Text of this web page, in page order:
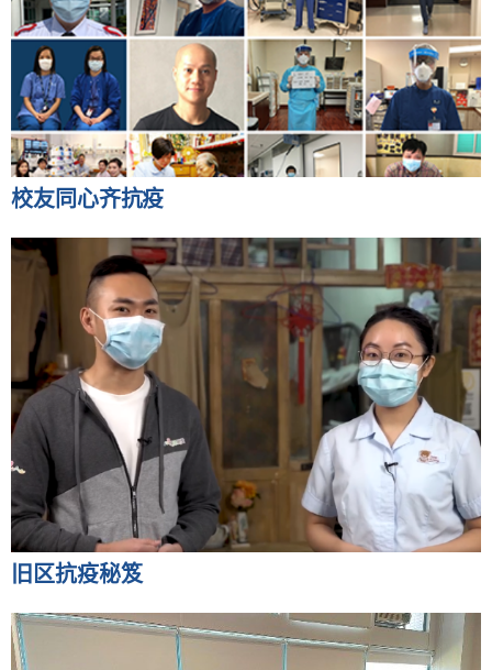
校友同心齐抗疫
旧区抗疫秘笈